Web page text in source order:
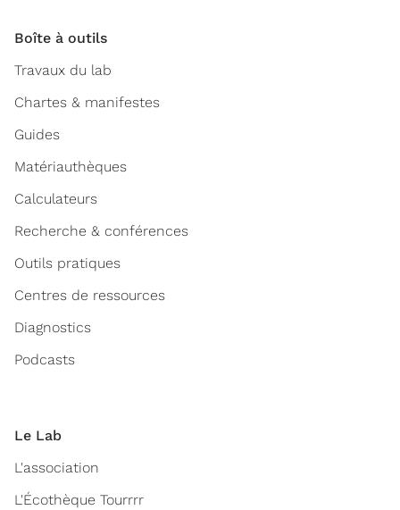
Boîte à outils
Travaux du lab
Chartes & manifestes
Guides
Matériauthèques
Calculateurs
Recherche & conférences
Outils pratiques
Centres de ressources
Diagnostics
Podcasts
Le Lab
L'association
L'Écothèque Tourrrr